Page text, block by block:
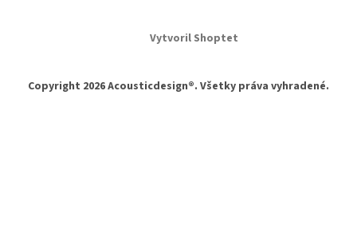
Vytvoril Shoptet
Copyright 2026Acousticdesign®. Všetky práva vyhradené.